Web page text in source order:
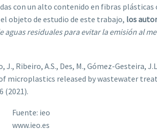
con un alto contenido en fibras plásticas
objeto de estudio de este trabajo, los
aguas residuales para evitar la emisión al
J., Ribeiro, A.S., Des, M., Gómez-Gesteira,
microplastics released by wastewater
(2021).
Fuente: ieo
www.ieo.es